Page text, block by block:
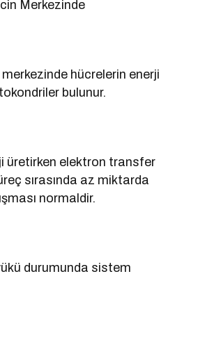
Merkezinde
hücrelerin enerji
bulunur.
üretirken elektron transfer
sırasında az miktarda
normaldir.
durumunda sistem